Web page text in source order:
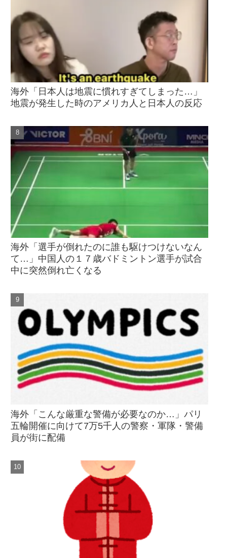
海外「日本人は地震に慣れすぎてしまった…」
地震が発生した時のアメリカ人と日本人の反応
海外「選手が倒れたのに誰も駆けつけないなん
て…」中国人の１７歳バドミントン選手が試合
中に突然倒れ亡くなる
海外「こんな厳重な警備が必要なのか…」パリ
五輪開催に向けて7万5千人の警察・軍隊・警備
員が街に配備